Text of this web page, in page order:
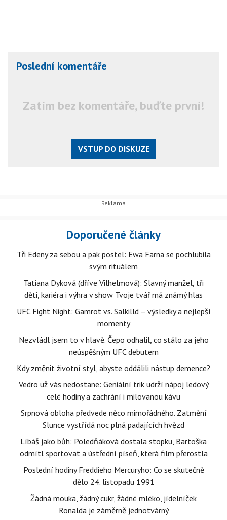
Poslední komentáře
Zatím bez komentáře, buďte první!
VSTUP DO DISKUZE
Doporučené články
Tři Edeny za sebou a pak postel: Ewa Farna se pochlubila
svým rituálem
Tatiana Dyková (dříve Vilhelmová): Slavný manžel, tři
děti, kariéra i výhra v show Tvoje tvář má známý hlas
UFC Fight Night: Gamrot vs. Salkilld – výsledky a nejlepší
momenty
Nezvládl jsem to v hlavě. Čepo odhalil, co stálo za jeho
neúspěšným UFC debutem
Kdy změnit životní styl, abyste oddálili nástup demence?
Vedro už vás nedostane: Geniální trik udrží nápoj ledový
celé hodiny a zachrání i milovanou kávu
Srpnová obloha předvede něco mimořádného. Zatmění
Slunce vystřídá noc plná padajících hvězd
Líbáš jako bůh: Poledňáková dostala stopku, Bartoška
odmítl sportovat a ústřední píseň, která film přerostla
Poslední hodiny Freddieho Mercuryho: Co se skutečně
dělo 24. listopadu 1991
Žádná mouka, žádný cukr, žádné mléko, jídelníček
Ronalda je záměrně jednotvárný